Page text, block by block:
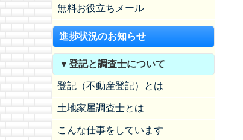
無料お役立ちメール
進捗状況のお知らせ
▼登記と調査士について
登記（不動産登記）とは
土地家屋調査士とは
こんな仕事をしています